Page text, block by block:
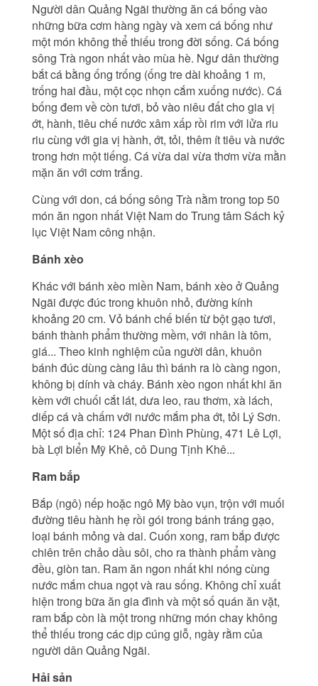
Người dân Quảng Ngãi thường ăn cá bống vào
những bữa cơm hàng ngày và xem cá bống như
một món không thể thiếu trong đời sống. Cá bống
sông Trà ngon nhất vào mùa hè. Ngư dân thường
bắt cá bằng ống trống (ống tre dài khoảng 1 m,
trống hai đầu, một cọc nhọn cắm xuống nước). Cá
bống đem về còn tươi, bỏ vào niêu đất cho gia vị
ớt, hành, tiêu chế nước xâm xấp rồi rim với lửa riu
riu cùng với gia vị hành, ớt, tỏi, thêm ít tiêu và nước
trong hơn một tiếng. Cá vừa dai vừa thơm vừa mằn
mặn ăn với cơm trắng.
Cùng với don, cá bống sông Trà nằm trong top 50
món ăn ngon nhất Việt Nam do Trung tâm Sách kỷ
lục Việt Nam công nhận.
Bánh xèo
Khác với bánh xèo miền Nam, bánh xèo ở Quảng
Ngãi được đúc trong khuôn nhỏ, đường kính
khoảng 20 cm. Vỏ bánh chế biến từ bột gạo tươi,
bánh thành phẩm thường mềm, với nhân là tôm,
giá... Theo kinh nghiệm của người dân, khuôn
bánh đúc dùng càng lâu thì bánh ra lò càng ngon,
không bị dính và cháy. Bánh xèo ngon nhất khi ăn
kèm với chuối cắt lát, dưa leo, rau thơm, xà lách,
diếp cá và chấm với nước mắm pha ớt, tỏi Lý Sơn.
Một số địa chỉ: 124 Phan Đình Phùng, 471 Lê Lợi,
bà Lợi biển Mỹ Khê, cô Dung Tịnh Khê...
Ram bắp
Bắp (ngô) nếp hoặc ngô Mỹ bào vụn, trộn với muối
đường tiêu hành hẹ rồi gói trong bánh tráng gạo,
loại bánh mỏng và dai. Cuốn xong, ram bắp được
chiên trên chảo dầu sôi, cho ra thành phẩm vàng
đều, giòn tan. Ram ăn ngon nhất khi nóng cùng
nước mắm chua ngọt và rau sống. Không chỉ xuất
hiện trong bữa ăn gia đình và một số quán ăn vặt,
ram bắp còn là một trong những món chay không
thể thiếu trong các dịp cúng giỗ, ngày rằm của
người dân Quảng Ngãi.
Hải sản